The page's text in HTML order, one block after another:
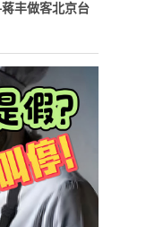
丰做客北京台